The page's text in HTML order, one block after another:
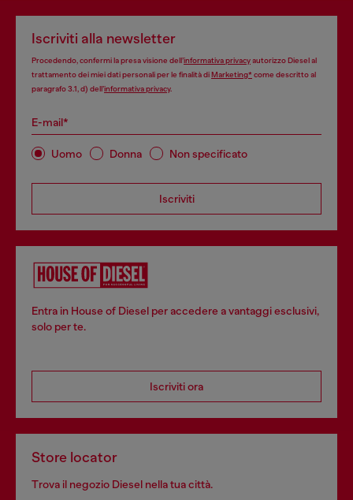
Iscriviti alla newsletter
Procedendo, confermi la presa visione dell’informativa privacyautorizzo Diesel al
trattamento dei miei dati personali per le finalità diMarketing*come descritto al
paragrafo 3.1, d) dell’informativa privacy.
E-mail*
Uomo Donna Non specificato
Iscriviti
Entra in House of Diesel per accedere a vantaggi esclusivi,
solo per te.
Iscriviti ora
Store locator
Trova il negozio Diesel nella tua città.